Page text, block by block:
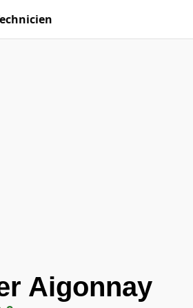
Aigonnay